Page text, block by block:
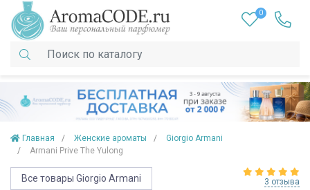
0
Главная Женские ароматы
Giorgio Armani
Armani Prive The Yulong
Все товары Giorgio Armani 3 отзыва